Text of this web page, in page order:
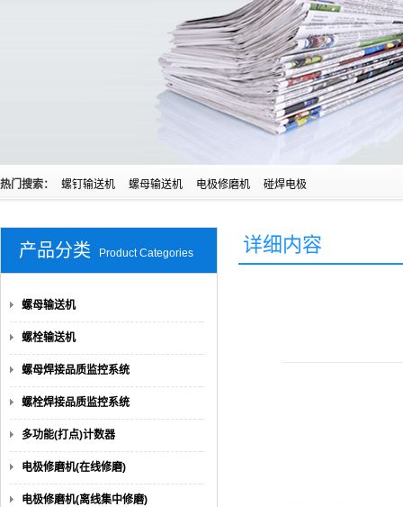
热门搜索： 螺钉输送机 螺母输送机 电极修磨机 碰焊电极
产品分类 Product Categories
螺母输送机
螺栓输送机
螺母焊接品质监控系统
螺栓焊接品质监控系统
多功能(打点)计数器
电极修磨机(在线修磨)
电极修磨机(离线集中修磨)
详细内容